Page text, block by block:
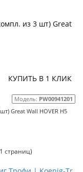
из 3 шт) Great
КУПИТЬ В 1 КЛИК
Модель: PW00941201
Great Wall HOVER H5
страниц)